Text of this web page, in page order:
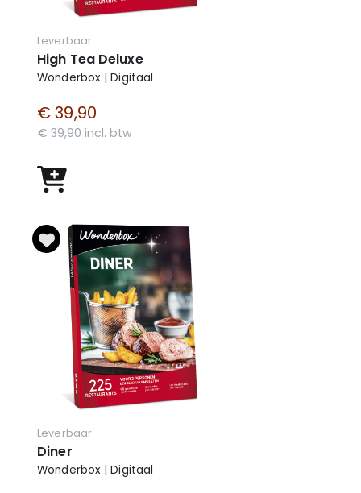
Leverbaar
High Tea Deluxe
Wonderbox | Digitaal
€ 39,90
€ 39,90 incl. btw
Leverbaar
Diner
Wonderbox | Digitaal